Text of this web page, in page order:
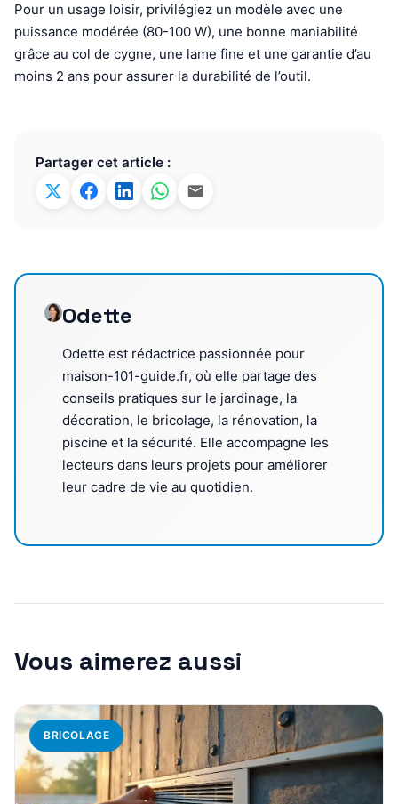
Pour un usage loisir, privilégiez un modèle avec une
puissance modérée (80-100 W), une bonne maniabilité
grâce au col de cygne, une lame fine et une garantie d’au
moins 2 ans pour assurer la durabilité de l’outil.
Partager cet article :
Odette
Odette est rédactrice passionnée pour
maison-101-guide.fr, où elle partage des
conseils pratiques sur le jardinage, la
décoration, le bricolage, la rénovation, la
piscine et la sécurité. Elle accompagne les
lecteurs dans leurs projets pour améliorer
leur cadre de vie au quotidien.
Vous aimerez aussi
BRICOLAGE